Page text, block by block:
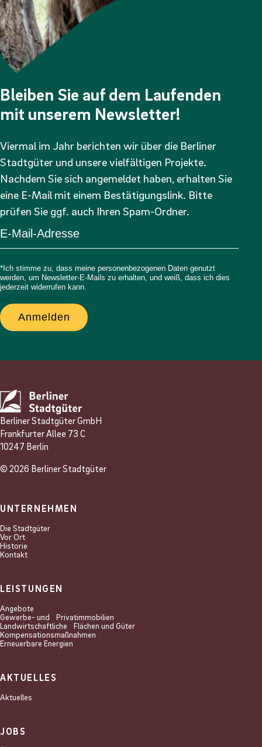
Bleiben Sie auf dem Laufenden
mit unserem Newsletter!
Viermal im Jahr berichten wir über die Berliner
Stadtgüter und unsere vielfältigen Projekte.
Nachdem Sie sich angemeldet haben, erhalten Sie
eine E-Mail mit einem Bestätigungslink. Bitte
prüfen Sie ggf. auch Ihren Spam-Ordner.
*Ich stimme zu, dass meine personenbezogenen Daten genutzt
werden, um Newsletter-E-Mails zu erhalten, und weiß, dass ich dies
jederzeit widerrufen kann.
Anmelden
Berliner Stadtgüter GmbH
Frankfurter Allee 73 C
10247 Berlin
© 2026 Berliner Stadtgüter
UNTERNEHMEN
Die Stadtgüter
Vor Ort
Historie
Kontakt
LEISTUNGEN
Angebote
Gewerbe- und Privat­immobilien
Landwirtschaftliche Flächen und Güter
Kompensations­maßnahmen
Erneuerbare Energien
AKTUELLES
Aktuelles
JOBS